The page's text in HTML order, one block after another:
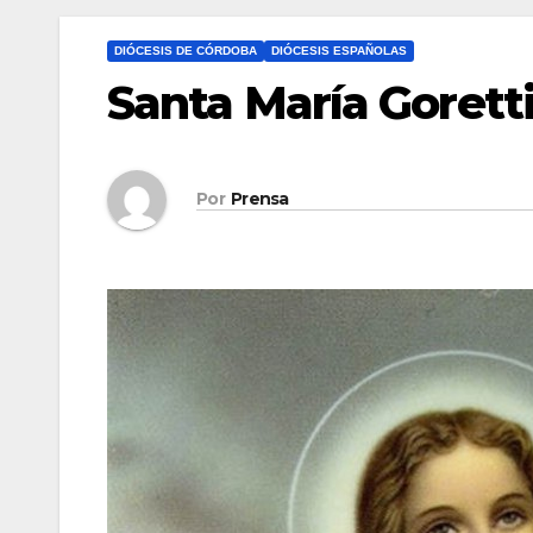
DIÓCESIS DE CÓRDOBA DIÓCESIS ESPAÑOLAS
Santa María
Por Prensa